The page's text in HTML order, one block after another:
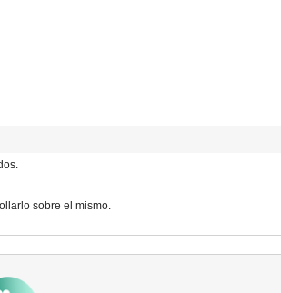
sobre el mismo.